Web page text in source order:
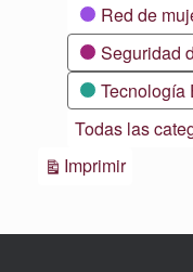
Red de
Seguridad
Tecnología
Todas las
ImprimirVistas